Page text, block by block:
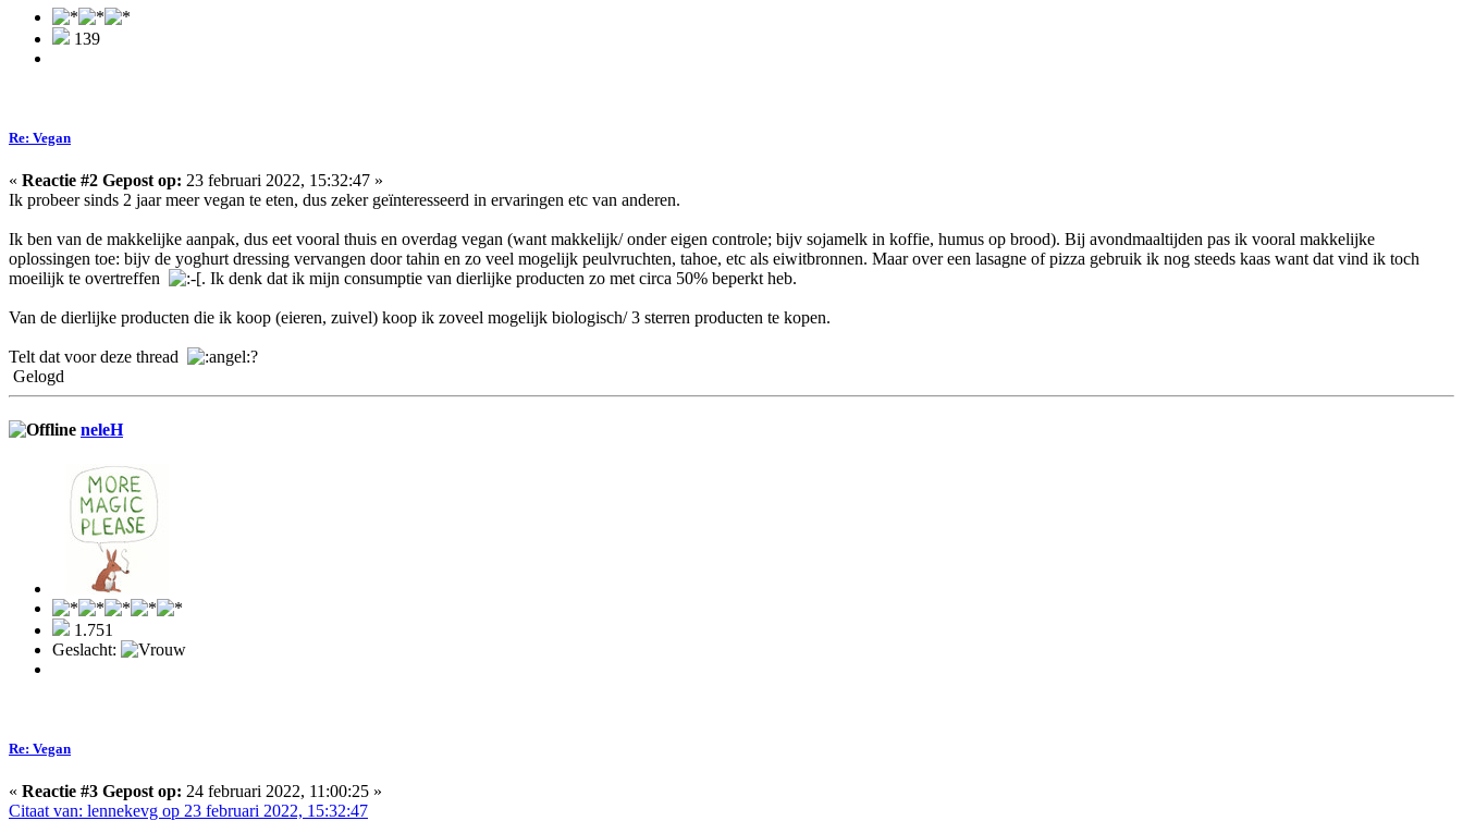
139
Re: Vegan
« Reactie #2 Gepost op: 23 februari 2022, 15:32:47 »
Ik probeer sinds 2 jaar meer vegan te eten, dus zeker geïnteresseerd in ervaringen etc van anderen.
Ik ben van de makkelijke aanpak, dus eet vooral thuis en overdag vegan (want makkelijk/ onder eigen controle; bijv sojamelk in koffie, humus op brood). Bij avondmaaltijden pas ik vooral makkelijke
oplossingen toe: bijv de yoghurt dressing vervangen door tahin en zo veel mogelijk peulvruchten, tahoe, etc als eiwitbronnen. Maar over een lasagne of pizza gebruik ik nog steeds kaas want dat vind ik toch
moeilijk te overtreffen
. Ik denk dat ik mijn consumptie van dierlijke producten zo met circa 50% beperkt heb.
Van de dierlijke producten die ik koop (eieren, zuivel) koop ik zoveel mogelijk biologisch/ 3 sterren producten te kopen.
Telt dat voor deze thread
?
Gelogd
neleH
1.751
Geslacht:
Re: Vegan
« Reactie #3 Gepost op: 24 februari 2022, 11:00:25 »
Citaat van: lennekevg op 23 februari 2022, 15:32:47